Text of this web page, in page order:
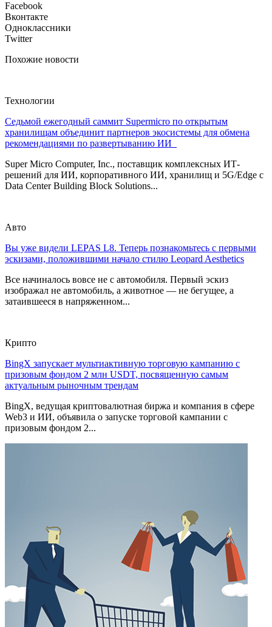
Facebook
Вконтакте
Одноклассники
Twitter
Похожие новости
Технологии
Седьмой ежегодный саммит Supermicro по открытым
хранилищам объединит партнеров экосистемы для обмена
рекомендациями по развертыванию ИИ
Super Micro Computer, Inc., поставщик комплексных ИТ-
решений для ИИ, корпоративного ИИ, хранилищ и 5G/Edge с
Data Center Building Block Solutions...
Авто
Вы уже видели LEPAS L8. Теперь познакомьтесь с первыми
эскизами, положившими начало стилю Leopard Aesthetics
Все начиналось вовсе не с автомобиля. Первый эскиз
изображал не автомобиль, а животное — не бегущее, а
затаившееся в напряженном...
Крипто
BingX запускает мультиактивную торговую кампанию с
призовым фондом 2 млн USDT, посвященную самым
актуальным рыночным трендам
BingX, ведущая криптовалютная биржа и компания в сфере
Web3 и ИИ, объявила о запуске торговой кампании с
призовым фондом 2...